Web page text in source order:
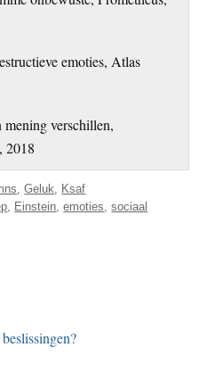
emoties, Atlas
verschillen,
2018
,Geluk, Ksaf
, Einstein,emoties,sociaal